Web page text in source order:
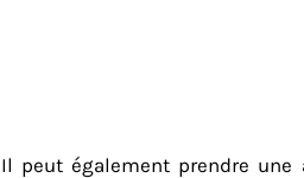
Il peut également prendre